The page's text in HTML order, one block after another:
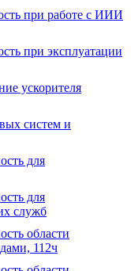
при работе с ИИИ
при эксплуатации
ускорителя
систем и
для
для
служб
области
112ч